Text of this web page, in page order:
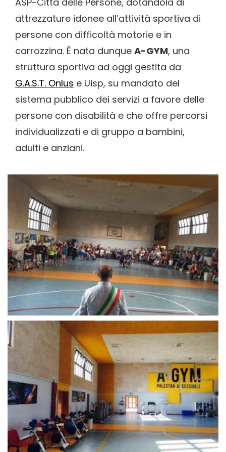
attrezzature idonee all’attività sportiva di
persone con difficoltà motorie e in
carrozzina. È nata dunque A-GYM, una
struttura sportiva ad oggi gestita da
G.A.S.T. Onlus e Uisp, su mandato del
sistema pubblico dei servizi a favore delle
persone con disabilità e che offre percorsi
individualizzati e di gruppo a bambini,
adulti e anziani.